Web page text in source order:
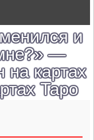
и
—
на картах
Таро